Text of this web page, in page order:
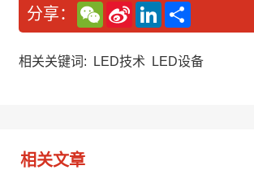
分享：
W
e
C
a
S
n
W
L
n
e
相关关键词: LED技术 LED设备
相关文章